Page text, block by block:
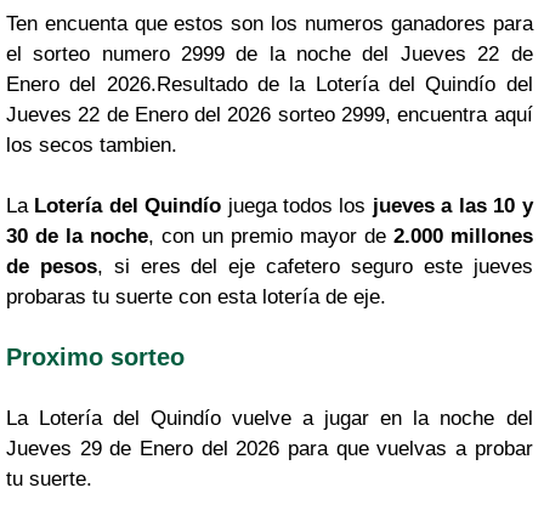
Ten encuenta que estos son los numeros ganadores para
el sorteo numero 2999 de la noche del Jueves 22 de
Enero del 2026.Resultado de la Lotería del Quindío del
Jueves 22 de Enero del 2026 sorteo 2999, encuentra aquí
los secos tambien.
La Lotería del Quindío juega todos los jueves a las 10 y
30 de la noche, con un premio mayor de 2.000 millones
de pesos, si eres del eje cafetero seguro este jueves
probaras tu suerte con esta lotería de eje.
Proximo sorteo
La Lotería del Quindío vuelve a jugar en la noche del
Jueves 29 de Enero del 2026 para que vuelvas a probar
tu suerte.